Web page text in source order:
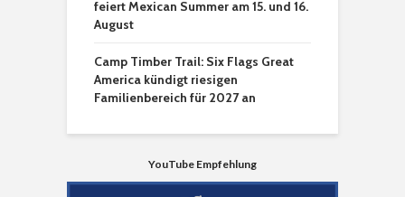
feiert Mexican Summer am 15. und 16.
August
Camp Timber Trail: Six Flags Great
America kündigt riesigen
Familienbereich für 2027 an
YouTube Empfehlung